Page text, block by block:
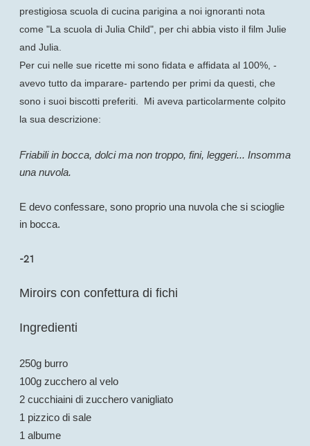
prestigiosa scuola di cucina parigina a noi ignoranti nota
come "La scuola di Julia Child", per chi abbia visto il film Julie
and Julia.
Per cui nelle sue ricette mi sono fidata e affidata al 100%, -
avevo tutto da imparare- partendo per primi da questi, che
sono i suoi biscotti preferiti. Mi aveva particolarmente colpito
la sua descrizione:
Friabili in bocca, dolci ma non troppo, fini, leggeri... Insomma
una nuvola.
E devo confessare, sono proprio una nuvola che si scioglie
in bocca.
-21
Miroirs con confettura di fichi
Ingredienti
250g burro
100g zucchero al velo
2 cucchiaini di zucchero vanigliato
1 pizzico di sale
1 albume